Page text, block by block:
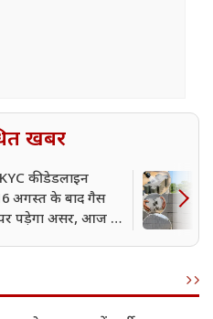
खबर
की डेडलाइन
अगस्त के बाद गैस
पड़ेगा असर, आज ही